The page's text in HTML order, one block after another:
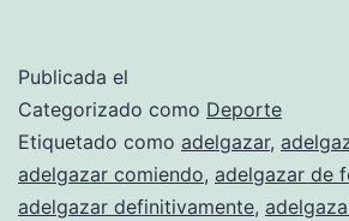
Publicada el
Categorizado como Deporte
Etiquetado como adelgazar,
adelgazar comiendo, adelgazar de
adelgazar definitivamente,